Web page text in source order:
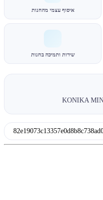
איסוף עצמי מהחנות
שירות ותמיכה בחנות